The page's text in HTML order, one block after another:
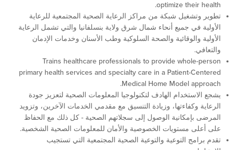
optimize
شبكة من مراكز الرعاية الصحية المجتمعية للرعاية
جميع أنحاء شمال شرق ولاية بنسلفانيا والتي تشمل الرعاية
والصحة السلوكية وطب الأسنان وخدمات الإدمان
Trains healthcare professionals to provide
primary health services and specialty care in a Patient-
Medical Home Model
الهادف لتكنولوجيا المعلومات الصحية لتعزيز جودة
وزيادة التنسيق مع مقدمي الخدمات الآخرين، وتزويد
الوصول إلى سجلاتهم الصحية - كل ذلك مع الحفاظ
مستويات الخصوصية والأمان للمعلومات الصحية الشخصية.
التوعية والتوعية الصحية المجتمعية التي تستجيب